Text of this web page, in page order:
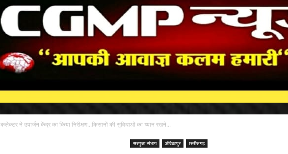
कलेक्टर ने उपार्जन केंद्र का किया निरीक्षण...किसानों की सुविधाओं का ध्यान रखने...
सरगुजा संभाग अंबिकापुर छत्तीसगढ़